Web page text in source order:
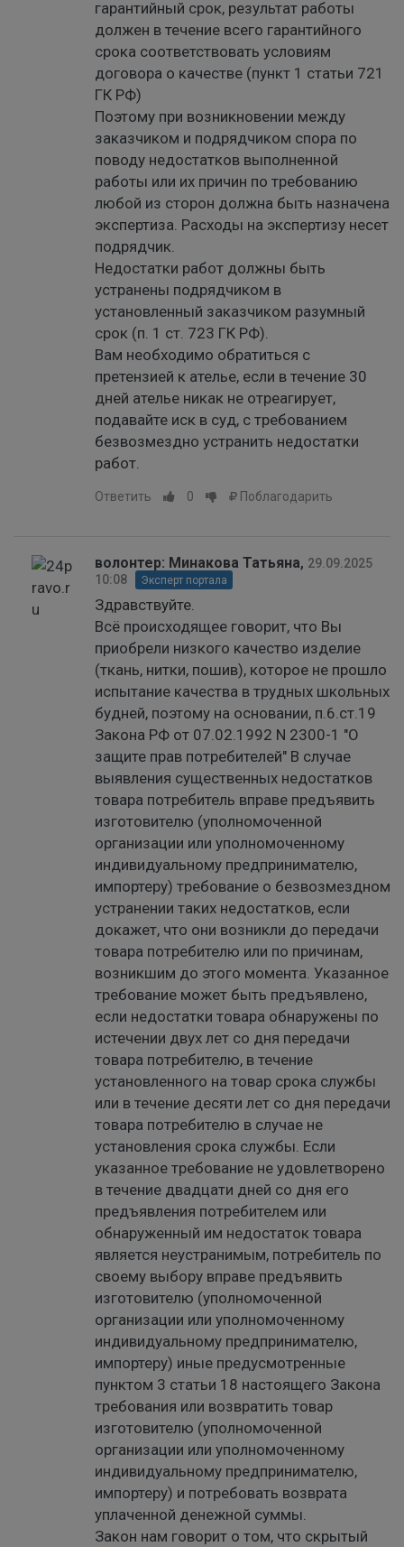
гарантийный срок, результат работы
должен в течение всего гарантийного
срока соответствовать условиям
договора о качестве (пункт 1 статьи 721
ГК РФ)
Поэтому при возникновении между
заказчиком и подрядчиком спора по
поводу недостатков выполненной
работы или их причин по требованию
любой из сторон должна быть назначена
экспертиза. Расходы на экспертизу несет
подрядчик.
Недостатки работ должны быть
устранены подрядчиком в
установленный заказчиком разумный
срок (п. 1 ст. 723 ГК РФ).
Вам необходимо обратиться с
претензией к ателье, если в течение 30
дней ателье никак не отреагирует,
подавайте иск в суд, с требованием
безвозмездно устранить недостатки
работ.
Ответить 0 Поблагодарить
волонтер: Минакова Татьяна, 29.09.2025
10:08
Эксперт портала
Здравствуйте.
Всё происходящее говорит, что Вы
приобрели низкого качество изделие
(ткань, нитки, пошив), которое не прошло
испытание качества в трудных школьных
будней, поэтому на основании, п.6.ст.19
Закона РФ от 07.02.1992 N 2300-1 "О
защите прав потребителей" В случае
выявления существенных недостатков
товара потребитель вправе предъявить
изготовителю (уполномоченной
организации или уполномоченному
индивидуальному предпринимателю,
импортеру) требование о безвозмездном
устранении таких недостатков, если
докажет, что они возникли до передачи
товара потребителю или по причинам,
возникшим до этого момента. Указанное
требование может быть предъявлено,
если недостатки товара обнаружены по
истечении двух лет со дня передачи
товара потребителю, в течение
установленного на товар срока службы
или в течение десяти лет со дня передачи
товара потребителю в случае не
установления срока службы. Если
указанное требование не удовлетворено
в течение двадцати дней со дня его
предъявления потребителем или
обнаруженный им недостаток товара
является неустранимым, потребитель по
своему выбору вправе предъявить
изготовителю (уполномоченной
организации или уполномоченному
индивидуальному предпринимателю,
импортеру) иные предусмотренные
пунктом 3 статьи 18 настоящего Закона
требования или возвратить товар
изготовителю (уполномоченной
организации или уполномоченному
индивидуальному предпринимателю,
импортеру) и потребовать возврата
уплаченной денежной суммы.
Закон нам говорит о том, что скрытый